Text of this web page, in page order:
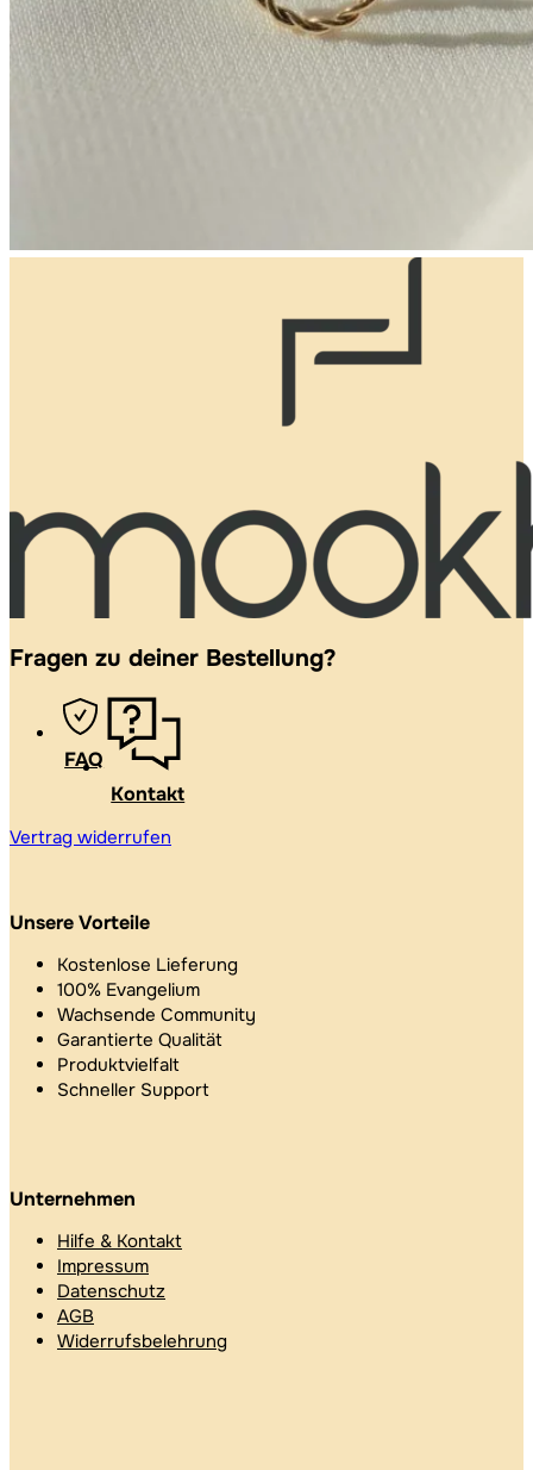
Fragen zu deiner Bestellung?
FAQ
Kontakt
Vertrag widerrufen
Unsere Vorteile
Kostenlose Lieferung
100% Evangelium
Wachsende Community
Garantierte Qualität
Produktvielfalt
Schneller Support
Unternehmen
Hilfe & Kontakt
Impressum
Datenschutz
AGB
Widerrufsbelehrung